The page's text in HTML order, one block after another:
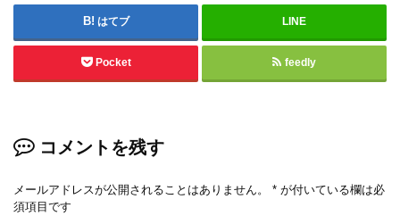
はてブ LINE
Pocket feedly
コメントを残す
メールアドレスが公開されることはありません。 * が付いている欄は必
須項目です